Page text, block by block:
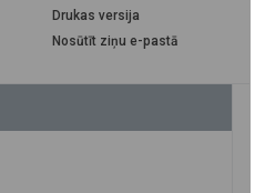
Drukas versija
Nosūtīt ziņu e-pastā